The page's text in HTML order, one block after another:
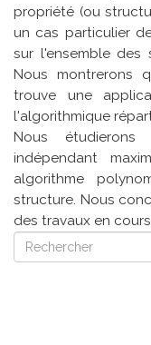
propriété (ou
un cas particulier
sur l'ensemble des
Nous montrerons
trouve une
l'algorithmique
Nous
indépendant
algorithme
structure. Nous
des travaux en
Rechercher
Rechercher